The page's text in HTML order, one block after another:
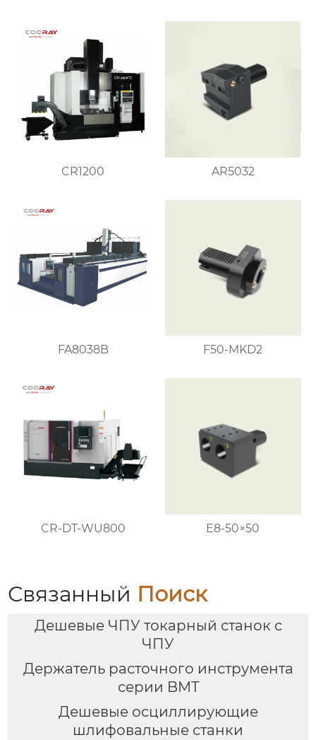
CR1200 AR5032
FA8038B F50-MKD2
CR-DT-WU800 E8-50×50
Связанный Поиск
Дешевые ЧПУ токарный станок с
ЧПУ
Держатель расточного инструмента
серии BMT
Дешевые осциллирующие
шлифовальные станки